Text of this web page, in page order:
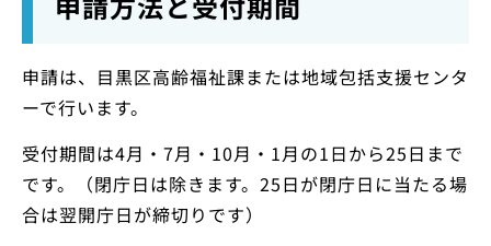
申請は、目黒区高齢福祉課または地域包括支援センタ
ーで行います。
受付期間は4月・7月・10月・1月の1日から25日まで
です。（閉庁日は除きます。25日が閉庁日に当たる場
合は翌開庁日が締切りです）